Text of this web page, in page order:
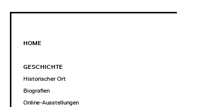
HOME
GESCHICHTE
Historischer Ort
Biografien
Online-Ausstellungen